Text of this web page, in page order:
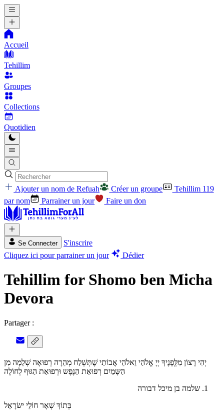
Accueil
Tehillim
Groupes
Collections
Quotidien
Ajouter un nom de Refuah Créer un groupe
Tehillim 119
par nom
Parrainer un jour Faire un don
Se Connecter
S'inscrire
Cliquez ici pour parrainer un jour
Dédier
Tehillim for Shomo ben Micha
Devora
Partager :
יְהִי רָצוֹן מִלְְּפָנֶיךָ יְיָ אֱלֹהַי וֵאלֹהֵי אֲבוֹתַי שֶׁתְּשְׁלַח מְהֵרָה רְפוּאָה שְׁלֵמָה מִן
הַשָּמַיִם רְפוּאַת הַנֶפֶש וּרְפוּאַת הַגּוּף לְחוֹלֶה
שלמה בן מיכל דבורה
בְּתוֹךְ שְׁאָר חוֹלֵי ישׂרָאֵל